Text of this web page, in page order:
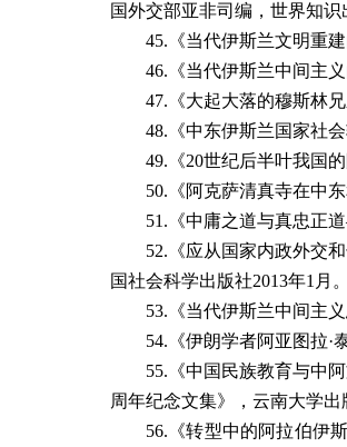
国外交部亚非司编，世界知识
45. 《当代伊斯兰文明重
46. 《当代伊斯兰中间主
47. 《大起大落的穆斯林
48. 《中东伊斯兰国家社
49. 《20世纪后半叶我国
50. 《阿克萨清真寺在中
51. 《中庸之道与真忠正道
52. 《应从国家内政外交
国社会科学出版社2013年1 月。
53. 《当代伊斯兰中间主
54. 《伊朗学者阿亚图拉
55. 《中国民族教育与中
周年纪念文集》，云南大学出
56. 《转型中的阿拉伯伊